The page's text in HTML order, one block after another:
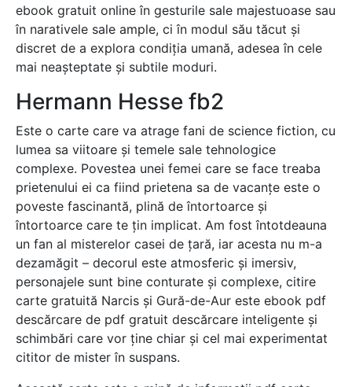
ebook gratuit online în gesturile sale majestuoase sau
în narativele sale ample, ci în modul său tăcut și
discret de a explora condiția umană, adesea în cele
mai neașteptate și subtile moduri.
Hermann Hesse fb2
Este o carte care va atrage fani de science fiction, cu
lumea sa viitoare și temele sale tehnologice
complexe. Povestea unei femei care se face treaba
prietenului ei ca fiind prietena sa de vacanțe este o
poveste fascinantă, plină de întortoarce și
întortoarce care te țin implicat. Am fost întotdeauna
un fan al misterelor casei de țară, iar acesta nu m-a
dezamăgit – decorul este atmosferic și imersiv,
personajele sunt bine conturate și complexe, citire
carte gratuită Narcis și Gură-de-Aur este ebook pdf
descărcare de pdf gratuit descărcare inteligente și
schimbări care vor ține chiar și cel mai experimentat
cititor de mister în suspans.